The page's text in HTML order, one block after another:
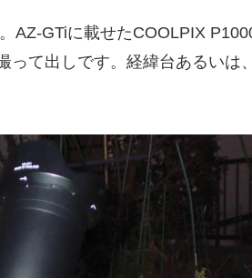
AZ-GTiに載せたCOOLPIX
て出しです。経緯台あるい